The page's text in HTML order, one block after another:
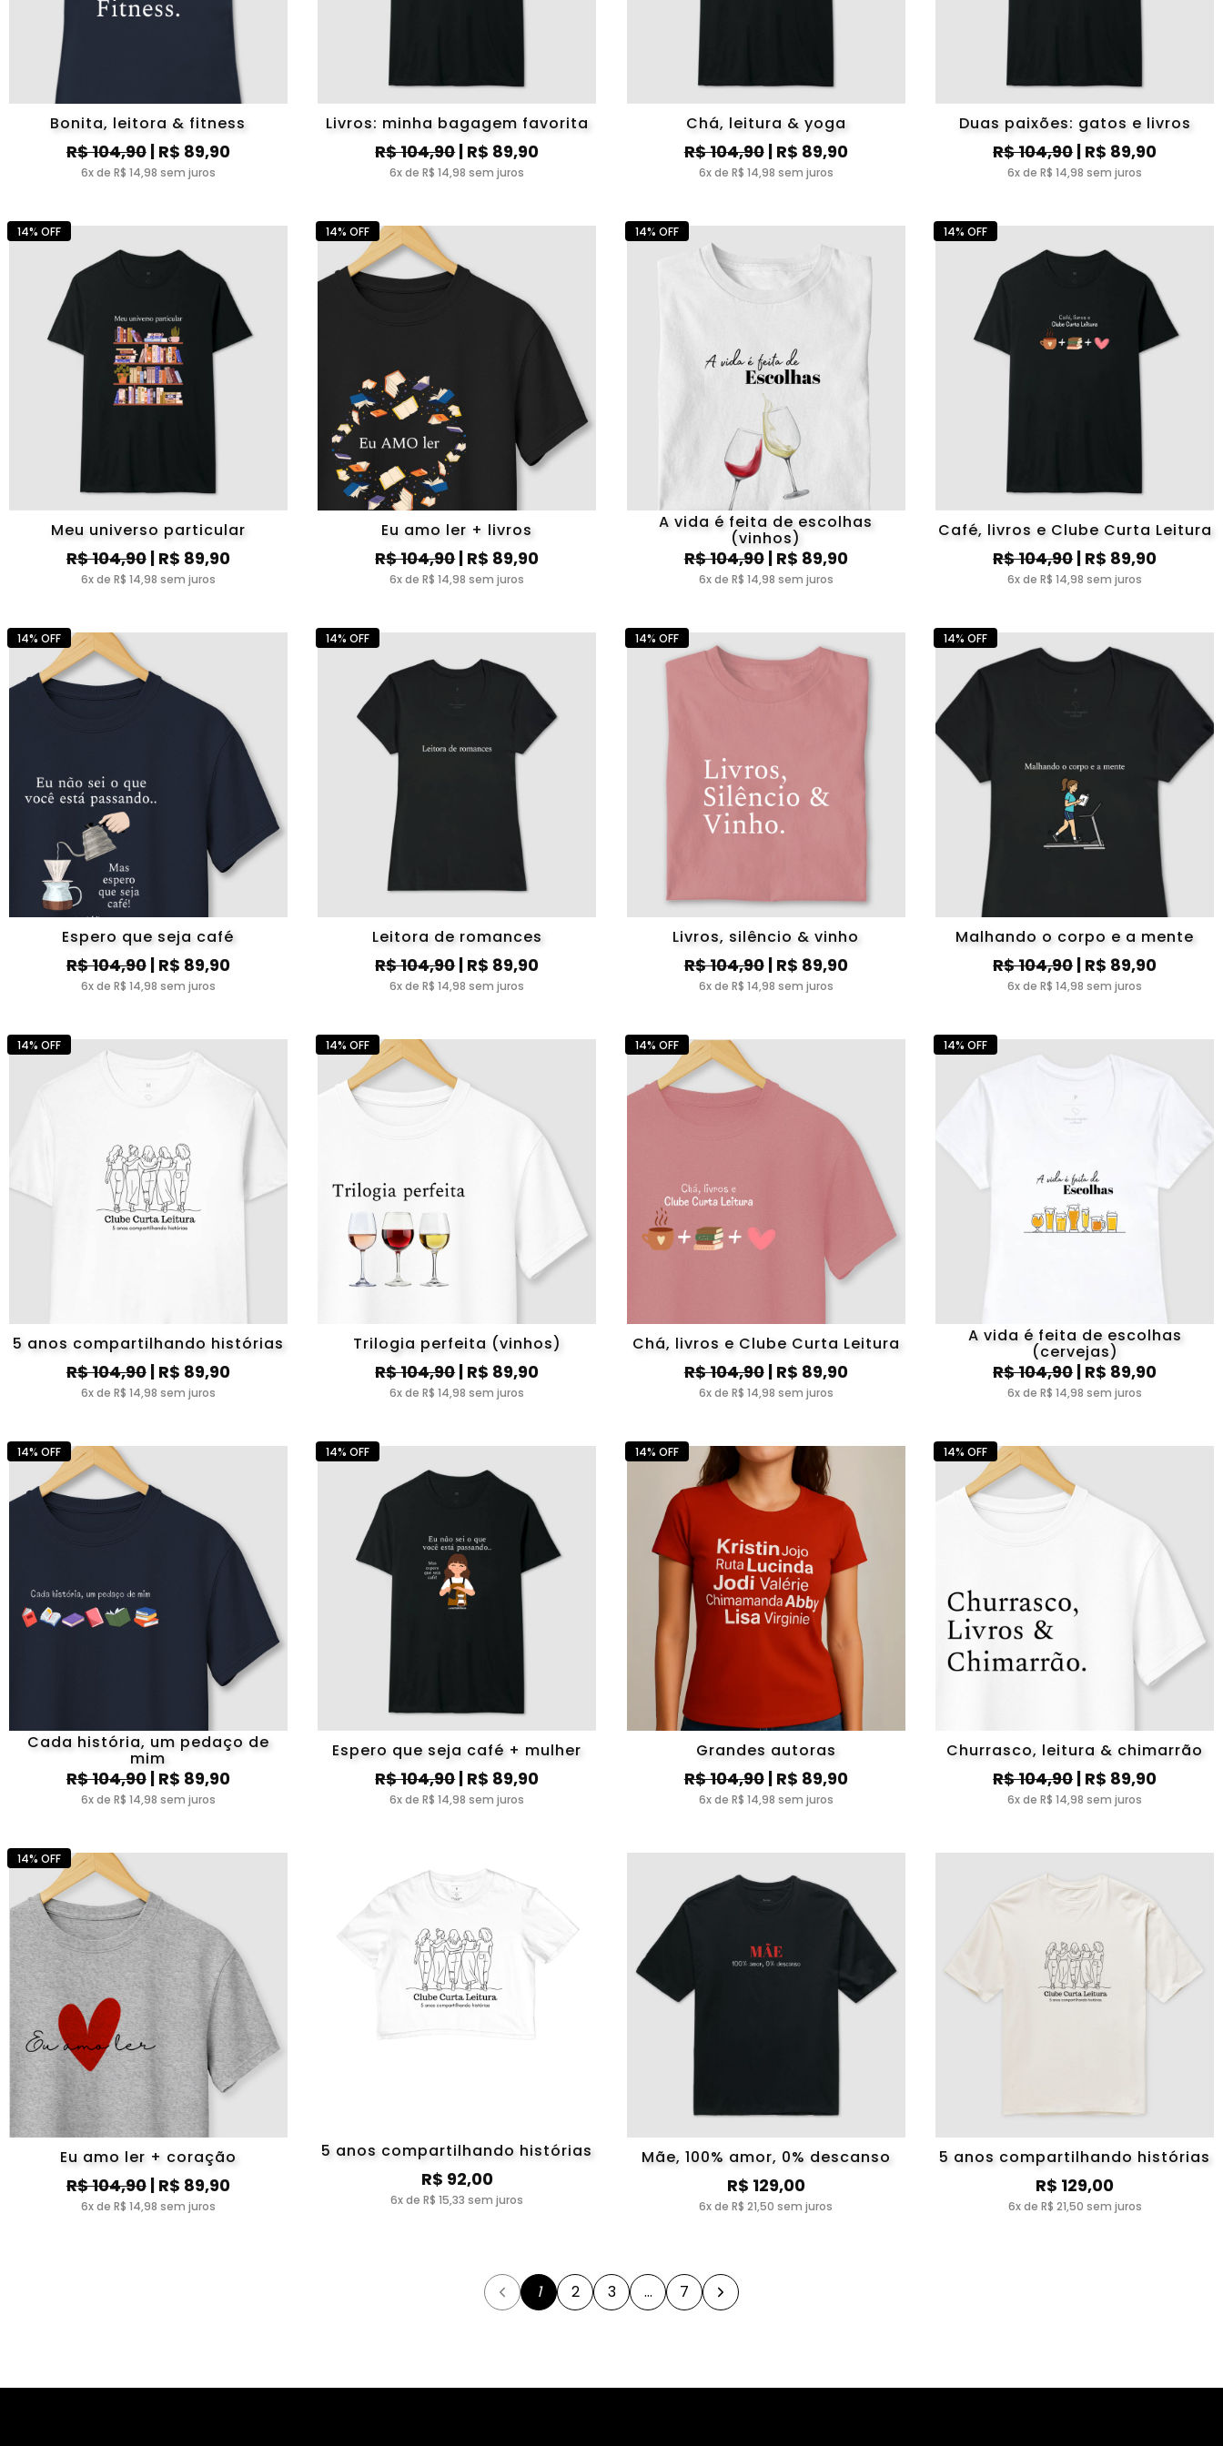
Bonita, leitora & fitness
R$ 104,90| R$ 89,90
6x de R$ 14,98 sem juros
Livros: minha bagagem favorita
R$ 104,90| R$ 89,90
6x de R$ 14,98 sem juros
Chá, leitura & yoga
R$ 104,90| R$ 89,90
6x de R$ 14,98 sem juros
Duas paixões: gatos e livros
R$ 104,90| R$ 89,90
6x de R$ 14,98 sem juros
Meu universo particular
R$ 104,90| R$ 89,90
6x de R$ 14,98 sem juros
14% OFF
Eu amo ler + livros
R$ 104,90| R$ 89,90
6x de R$ 14,98 sem juros
14% OFF
A vida é feita de escolhas
(vinhos)
R$ 104,90| R$ 89,90
6x de R$ 14,98 sem juros
14% OFF
Café, livros e Clube Curta Leitura
R$ 104,90| R$ 89,90
6x de R$ 14,98 sem juros
14% OFF
Espero que seja café
R$ 104,90| R$ 89,90
6x de R$ 14,98 sem juros
14% OFF
Leitora de romances
R$ 104,90| R$ 89,90
6x de R$ 14,98 sem juros
14% OFF
Livros, silêncio & vinho
R$ 104,90| R$ 89,90
6x de R$ 14,98 sem juros
14% OFF
Malhando o corpo e a mente
R$ 104,90| R$ 89,90
6x de R$ 14,98 sem juros
14% OFF
5 anos compartilhando histórias
R$ 104,90| R$ 89,90
6x de R$ 14,98 sem juros
14% OFF
Trilogia perfeita (vinhos)
R$ 104,90| R$ 89,90
6x de R$ 14,98 sem juros
14% OFF
Chá, livros e Clube Curta Leitura
R$ 104,90| R$ 89,90
6x de R$ 14,98 sem juros
14% OFF
A vida é feita de escolhas
(cervejas)
R$ 104,90| R$ 89,90
6x de R$ 14,98 sem juros
14% OFF
Cada história, um pedaço de
mim
R$ 104,90| R$ 89,90
6x de R$ 14,98 sem juros
14% OFF
Espero que seja café + mulher
R$ 104,90| R$ 89,90
6x de R$ 14,98 sem juros
14% OFF
Grandes autoras
R$ 104,90| R$ 89,90
6x de R$ 14,98 sem juros
14% OFF
Churrasco, leitura & chimarrão
R$ 104,90| R$ 89,90
6x de R$ 14,98 sem juros
14% OFF
Eu amo ler + coração
R$ 104,90| R$ 89,90
6x de R$ 14,98 sem juros
14% OFF
5 anos compartilhando histórias
R$ 92,00
6x de R$ 15,33 sem juros
Mãe, 100% amor, 0% descanso
R$ 129,00
6x de R$ 21,50 sem juros
5 anos compartilhando histórias
R$ 129,00
6x de R$ 21,50 sem juros
1 2 3 … 7